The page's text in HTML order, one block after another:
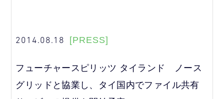
2014.08.18 [PRESS]
フューチャースピリッツ タイランド ノース
グリッドと協業し、タイ国内でファイル共有